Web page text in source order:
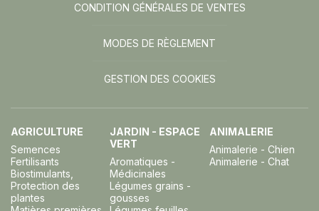
CONDITION GÉNÉRALES DE VENTES
MODES DE RÈGLEMENT
GESTION DES COOKIES
AGRICULTURE
Semences
Fertilisants
Biostimulants,
Protection des
plantes
JARDIN - ESPACE
VERT
Aromatiques -
Médicinales
Légumes grains -
gousses
ANIMALERIE
Animalerie - Chien
Animalerie - Chat